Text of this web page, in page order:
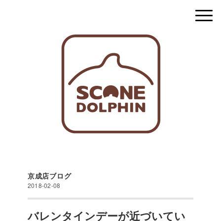
京成店ブログ
2018-02-08
バレンタインデーが近づいてい